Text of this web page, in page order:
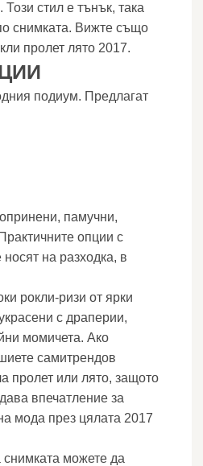
Този стил е тънък, така
снимката. Вижте също
пролет лято 2017.
подиум. Предлагат
памучни,
опции с
на разходка, в
рокли-ризи от ярки
с драперии,
момичета. Ако
самитрендов
пролет или лято, защото
впечатление за
мода през цялата 2017
можете да